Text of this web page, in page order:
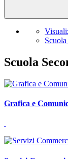
Scuola
Grafica e